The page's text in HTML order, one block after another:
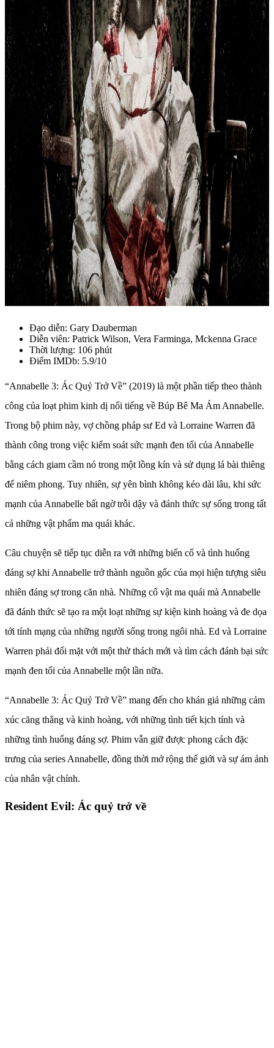
Đạo diễn: Gary Dauberman
Diễn viên: Patrick Wilson, Vera Farminga, Mckenna Grace
Thời lượng: 106 phút
Điểm IMDb: 5.9/10
“Annabelle 3: Ác Quỷ Trở Về” (2019) là một phần tiếp theo thành
công của loạt phim kinh dị nổi tiếng về Búp Bê Ma Ám Annabelle.
Trong bộ phim này, vợ chồng pháp sư Ed và Lorraine Warren đã
thành công trong việc kiểm soát sức mạnh đen tối của Annabelle
bằng cách giam cầm nó trong một lồng kín và sử dụng lá bài thiêng
để niêm phong. Tuy nhiên, sự yên bình không kéo dài lâu, khi sức
mạnh của Annabelle bất ngờ trỗi dậy và đánh thức sự sống trong tất
cả những vật phẩm ma quái khác.
Câu chuyện sẽ tiếp tục diễn ra với những biến cố và tình huống
đáng sợ khi Annabelle trở thành nguồn gốc của mọi hiện tượng siêu
nhiên đáng sợ trong căn nhà. Những cổ vật ma quái mà Annabelle
đã đánh thức sẽ tạo ra một loạt những sự kiện kinh hoàng và đe dọa
tới tính mạng của những người sống trong ngôi nhà. Ed và Lorraine
Warren phải đối mặt với một thử thách mới và tìm cách đánh bại sức
mạnh đen tối của Annabelle một lần nữa.
“Annabelle 3: Ác Quỷ Trở Về” mang đến cho khán giả những cảm
xúc căng thẳng và kinh hoàng, với những tình tiết kịch tính và
những tình huống đáng sợ. Phim vẫn giữ được phong cách đặc
trưng của series Annabelle, đồng thời mở rộng thế giới và sự ám ảnh
của nhân vật chính.
Resident Evil: Ác quỷ trở về